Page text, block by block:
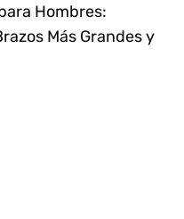
Hombres:
Más Grandes y